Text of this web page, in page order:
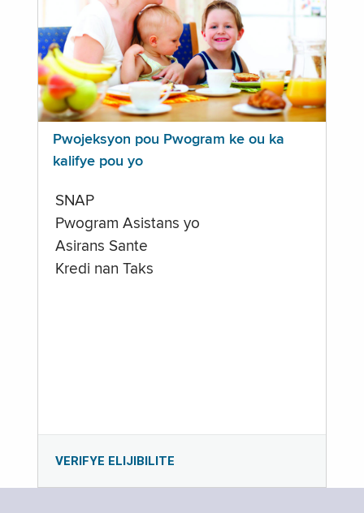
Pwojeksyon pou Pwogram ke ou ka
kalifye pou yo
SNAP
Pwogram Asistans yo
Asirans Sante
Kredi nan Taks
VERIFYE ELIJIBILITE